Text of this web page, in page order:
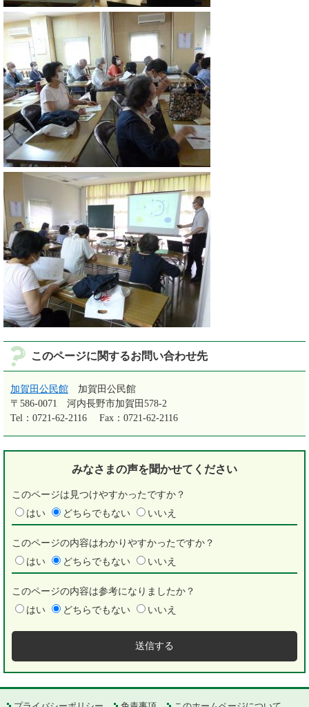
このページに関するお問い合わせ先
加賀田公民館
加賀田公民館
〒586-0071
河内長野市加賀田578-2
Tel：0721-62-2116
Fax：0721-62-2116
みなさまの声を聞かせてください
このページは見つけやすかったですか？
はい
どちらでもない いいえ
このページの内容はわかりやすかったですか？
はい
どちらでもない いいえ
このページの内容は参考になりましたか？
はい
どちらでもない いいえ